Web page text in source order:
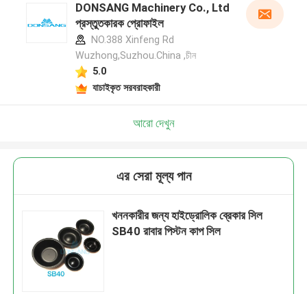
DONSANG Machinery Co., Ltd
প্রস্তুতকারক প্রোফাইল
NO.388 Xinfeng Rd
Wuzhong,Suzhou.China ,চীন
5.0
যাচাইকৃত সরবরাহকারী
আরো দেখুন
এর সেরা মূল্য পান
খননকারীর জন্য হাইড্রোলিক ব্রেকার সিল
SB40 রাবার পিস্টন কাপ সিল